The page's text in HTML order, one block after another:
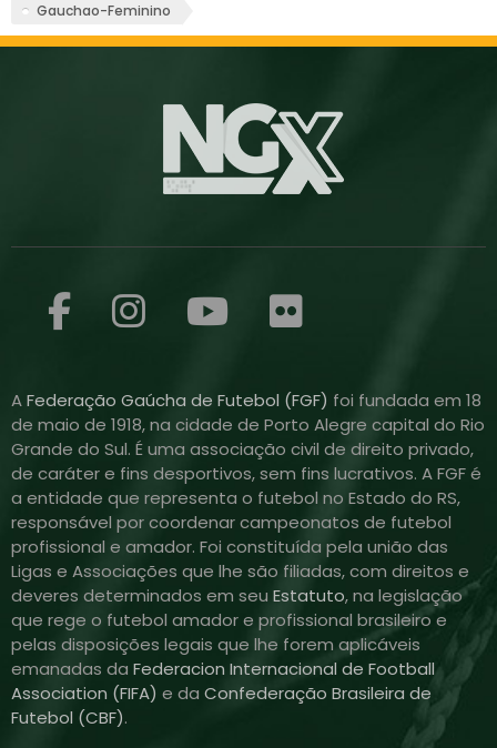
Gauchao-Feminino
AFederação Gaúcha de Futebol (FGF) foi fundada em 18
de maio de 1918, na cidade de Porto Alegre capital do Rio
Grande do Sul. É uma associação civil de direito privado,
de caráter e fins desportivos, sem fins lucrativos. A FGF é
a entidade que representa o futebol no Estado do RS,
responsável por coordenar campeonatos de futebol
profissional e amador. Foi constituída pela união das
Ligas e Associações que lhe são filiadas, com direitos e
deveres determinados em seu Estatuto, na legislação
que rege o futebol amador e profissional brasileiro e
pelas disposições legais que lhe forem aplicáveis
emanadas da Federacion Internacional de Football
Association (FIFA) e da Confederação Brasileira de
Futebol (CBF).